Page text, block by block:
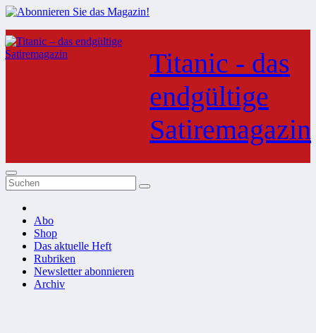
Zum
Inhalt
springen
Titanic - das
endgültige
Satiremagazin
Abo
Shop
Das aktuelle Heft
Rubriken
Newsletter abonnieren
Archiv